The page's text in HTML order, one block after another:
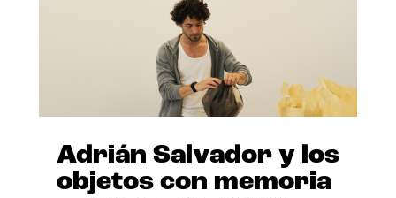
Adrián Salvador y los
objetos con memoria